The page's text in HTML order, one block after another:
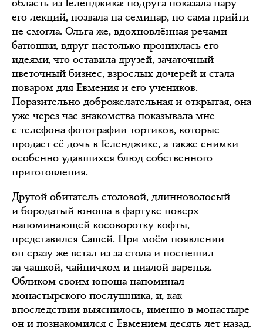
его лекций, позвала на семинар, но сама прийти
не смогла. Ольга же, вдохновлённая речами
батюшки, вдруг настолько прониклась его
идеями, что оставила друзей, зачаточный
цветочный бизнес, взрослых дочерей и стала
поваром для Евмения и его учеников.
Поразительно доброжелательная и открытая, она
уже через час знакомства показывала мне
с телефона фотографии тортиков, которые
продает её дочь в Геленджике, а также снимки
особенно удавшихся блюд собственного
приготовления.
Другой обитатель столовой, длинноволосый
и бородатый юноша в фартуке поверх
напоминающей косоворотку кофты,
представился Сашей. При моём появлении
он сразу же встал из-за стола и поспешил
за чашкой, чайничком и пиалой варенья.
Обликом своим юноша напоминал
монастырского послушника, и, как
впоследствии выяснилось, именно в монастыре
он и познакомился с Евмением десять лет назад.